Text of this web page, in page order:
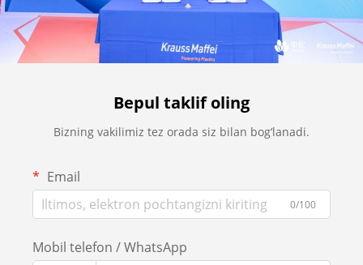
Bepul taklif oling
Bizning vakilimiz tez orada siz bilan bog‘lanadi.
Email
0/100
Mobil telefon / WhatsApp